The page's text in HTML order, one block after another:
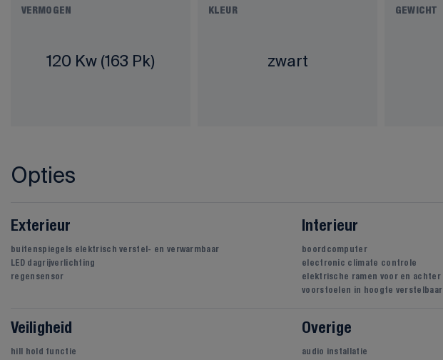
VERMOGEN
120 Kw (163 Pk)
KLEUR
zwart
GEWICHT
Opties
Exterieur
buitenspiegels elektrisch verstel- en verwarmbaar
LED dagrijverlichting
regensensor
Interieur
boordcomputer
electronic climate controle
elektrische ramen voor en achter
voorstoelen in hoogte verstelbaar
Veiligheid
hill hold functie
Overige
audio installatie